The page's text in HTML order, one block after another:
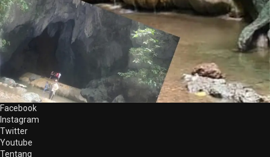
Facebook
Instagram
Twitter
Youtube
Tentang